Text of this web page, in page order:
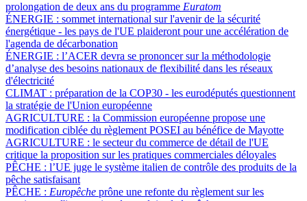
prolongation de deux ans du programme Euratom
ÉNERGIE : sommet international sur l'avenir de la sécurité
énergétique - les pays de l'UE plaideront pour une accélération de
l'agenda de décarbonation
ÉNERGIE : l’ACER devra se prononcer sur la méthodologie
d’analyse des besoins nationaux de flexibilité dans les réseaux
d'électricité
CLIMAT : préparation de la COP30 - les eurodéputés questionnent
la stratégie de l'Union européenne
AGRICULTURE : la Commission européenne propose une
modification ciblée du règlement POSEI au bénéfice de Mayotte
AGRICULTURE : le secteur du commerce de détail de l'UE
critique la proposition sur les pratiques commerciales déloyales
PÊCHE : l’UE juge le système italien de contrôle des produits de la
pêche satisfaisant
PÊCHE : Europêche prône une refonte du règlement sur les